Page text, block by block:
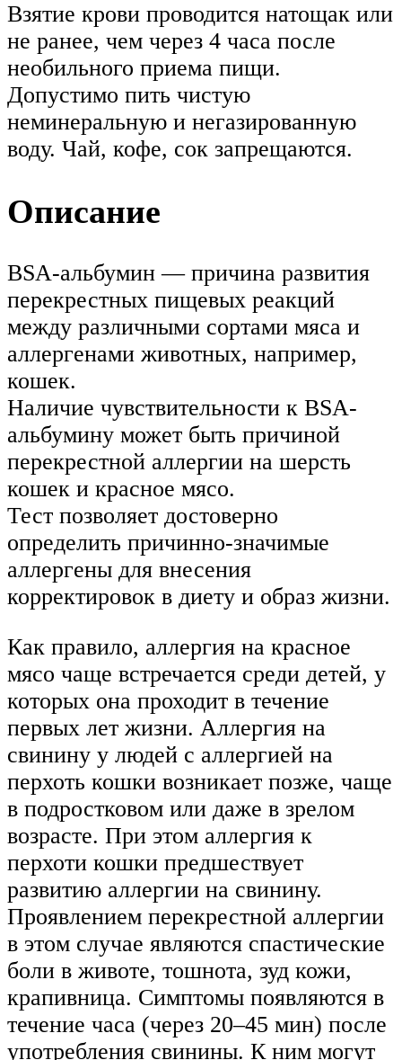
Взятие крови проводится натощак или
не ранее, чем через 4 часа после
необильного приема пищи.
Допустимо пить чистую
неминеральную и негазированную
воду. Чай, кофе, сок запрещаются.
Описание
BSA-альбумин — причина развития
перекрестных пищевых реакций
между различными сортами мяса и
аллергенами животных, например,
кошек.
Наличие чувствительности к BSA-
альбумину может быть причиной
перекрестной аллергии на шерсть
кошек и красное мясо.
Тест позволяет достоверно
определить причинно-значимые
аллергены для внесения
корректировок в диету и образ жизни.
Как правило, аллергия на красное
мясо чаще встречается среди детей, у
которых она проходит в течение
первых лет жизни. Аллергия на
свинину у людей с аллергией на
перхоть кошки возникает позже, чаще
в подростковом или даже в зрелом
возрасте. При этом аллергия к
перхоти кошки предшествует
развитию аллергии на свинину.
Проявлением перекрестной аллергии
в этом случае являются спастические
боли в животе, тошнота, зуд кожи,
крапивница. Симптомы появляются в
течение часа (через 20–45 мин) после
употребления свинины. К ним могут